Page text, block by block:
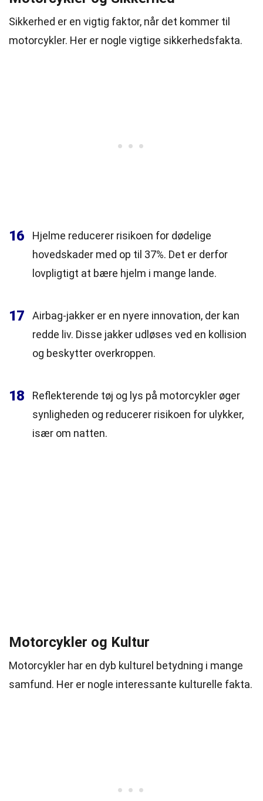
Sikkerhed er en vigtig faktor, når det kommer til
motorcykler. Her er nogle vigtige sikkerhedsfakta.
16
Hjelme reducerer risikoen for dødelige
hovedskader med op til 37%. Det er derfor
lovpligtigt at bære hjelm i mange lande.
17
Airbag-jakker er en nyere innovation, der kan
redde liv. Disse jakker udløses ved en kollision
og beskytter overkroppen.
18
Reflekterende tøj og lys på motorcykler øger
synligheden og reducerer risikoen for ulykker,
især om natten.
Motorcykler og Kultur
Motorcykler har en dyb kulturel betydning i mange
samfund. Her er nogle interessante kulturelle fakta.